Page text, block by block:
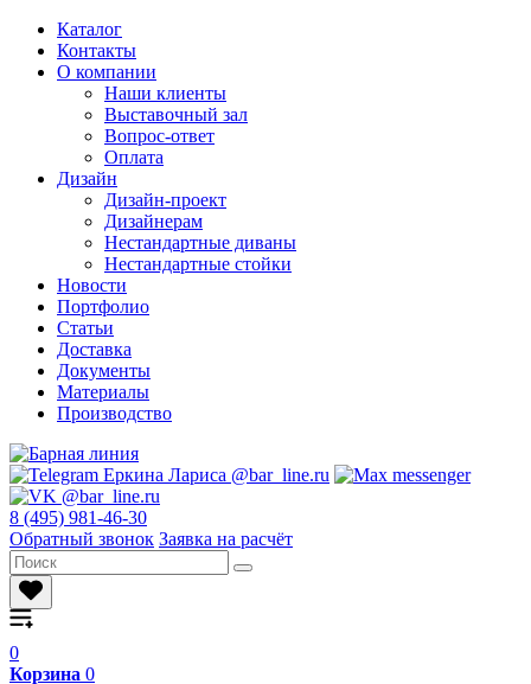
Каталог
Контакты
О компании
Наши клиенты
Выставочный зал
Вопрос-ответ
Оплата
Дизайн
Дизайн-проект
Дизайнерам
Нестандартные диваны
Нестандартные стойки
Новости
Портфолио
Статьи
Доставка
Документы
Материалы
Производство
8 (495) 981-46-30
Обратный звонок Заявка на расчёт
0
Корзина 0